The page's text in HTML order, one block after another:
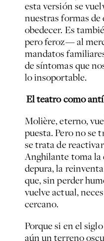
esta versión se
nuestras formas de
obedecer. Es
pero feroz— al
mandatos
de síntomas que
lo insoportable.
El teatro como
Molière, eterno,
puesta. Pero no se
se trata de
Anghilante toma la
depura, la
que, sin perder
vuelve actual,
cercano.
Porque si en el
aún un terreno